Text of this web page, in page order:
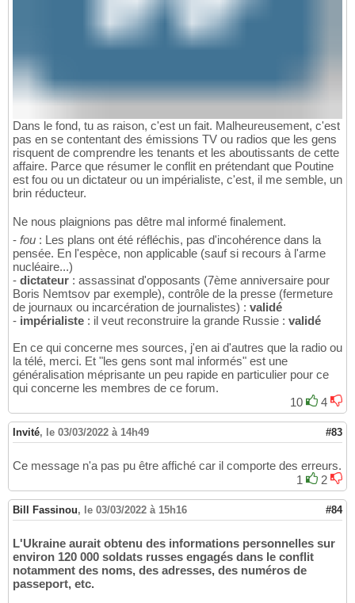
Dans le fond, tu as raison, c'est un fait. Malheureusement, c'est
pas en se contentant des émissions TV ou radios que les gens
risquent de comprendre les tenants et les aboutissants de cette
affaire. Parce que résumer le conflit en prétendant que Poutine
est fou ou un dictateur ou un impérialiste, c'est, il me semble, un
brin réducteur.
Ne nous plaignions pas dêtre mal informé finalement.
- fou : Les plans ont été réfléchis, pas d'incohérence dans la
pensée. En l'espèce, non applicable (sauf si recours à l'arme
nucléaire...)
- dictateur : assassinat d'opposants (7ème anniversaire pour
Boris Nemtsov par exemple), contrôle de la presse (fermeture
de journaux ou incarcération de journalistes) : validé
- impérialiste : il veut reconstruire la grande Russie : validé
En ce qui concerne mes sources, j'en ai d'autres que la radio ou
la télé, merci. Et "les gens sont mal informés" est une
généralisation méprisante un peu rapide en particulier pour ce
qui concerne les membres de ce forum.
10
4
Invité, le 03/03/2022 à 14h49 #83
Ce message n'a pas pu être affiché car il comporte des erreurs.
1
2
Bill Fassinou, le 03/03/2022 à 15h16 #84
L'Ukraine aurait obtenu des informations personnelles sur
environ 120 000 soldats russes engagés dans le conflit
notamment des noms, des adresses, des numéros de
passeport, etc.